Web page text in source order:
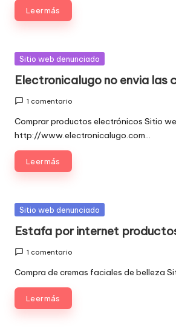
Leer más
Publicada
Sitio web denunciado
Electronicalugo no envia las
1 comentario
Comprar productos electrónicos Sitio
http://www.electronicalugo.com…
Leer más
Publicada
Sitio web denunciado
Estafa por internet
1 comentario
Compra de cremas faciales de belleza
Leer más